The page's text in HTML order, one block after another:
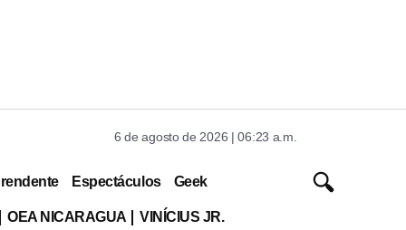
6 de agosto de 2026 | 06:23 a.m.
Espectáculos Geek
OEA NICARAGUA VINÍCIUS JR.